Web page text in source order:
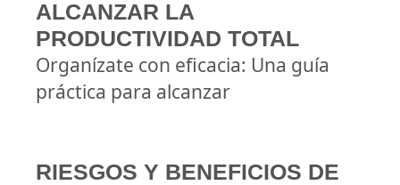
ALCANZAR LA
PRODUCTIVIDAD TOTAL
Organízate con eficacia: Una guía
práctica para alcanzar
RIESGOS Y BENEFICIOS DE